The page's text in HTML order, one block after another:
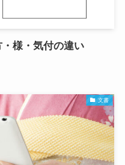
様・気付の違い
文書